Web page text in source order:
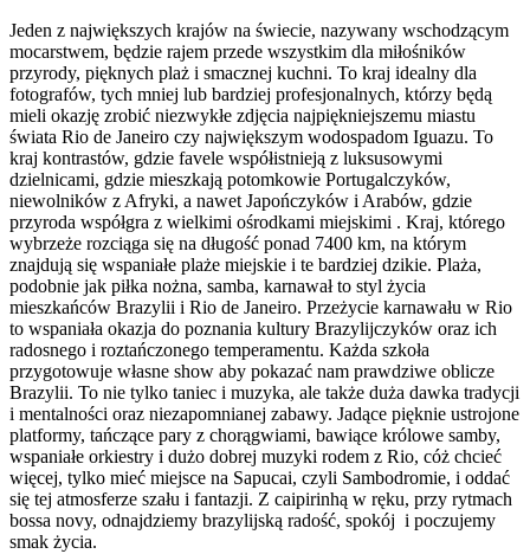
Jeden z największych krajów na świecie, nazywany wschodzącym
mocarstwem, będzie rajem przede wszystkim dla miłośników
przyrody, pięknych plaż i smacznej kuchni. To kraj idealny dla
fotografów, tych mniej lub bardziej profesjonalnych, którzy będą
mieli okazję zrobić niezwykłe zdjęcia najpiękniejszemu miastu
świata Rio de Janeiro czy największym wodospadom Iguazu. To
kraj kontrastów, gdzie favele współistnieją z luksusowymi
dzielnicami, gdzie mieszkają potomkowie Portugalczyków,
niewolników z Afryki, a nawet Japończyków i Arabów, gdzie
przyroda współgra z wielkimi ośrodkami miejskimi . Kraj, którego
wybrzeże rozciąga się na długość ponad 7400 km, na którym
znajdują się wspaniałe plaże miejskie i te bardziej dzikie. Plaża,
podobnie jak piłka nożna, samba, karnawał to styl życia
mieszkańców Brazylii i Rio de Janeiro. Przeżycie karnawału w Rio
to wspaniała okazja do poznania kultury Brazylijczyków oraz ich
radosnego i roztańczonego temperamentu. Każda szkoła
przygotowuje własne show aby pokazać nam prawdziwe oblicze
Brazylii. To nie tylko taniec i muzyka, ale także duża dawka tradycji
i mentalności oraz niezapomnianej zabawy. Jadące pięknie ustrojone
platformy, tańczące pary z chorągwiami, bawiące królowe samby,
wspaniałe orkiestry i dużo dobrej muzyki rodem z Rio, cóż chcieć
więcej, tylko mieć miejsce na Sapucai, czyli Sambodromie, i oddać
się tej atmosferze szału i fantazji. Z caipirinhą w ręku, przy rytmach
bossa novy, odnajdziemy brazylijską radość, spokój i poczujemy
smak życia.